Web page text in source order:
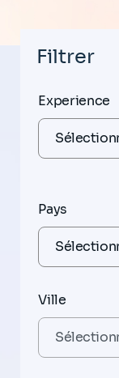
Filtrer
Experience
Pays
Ville